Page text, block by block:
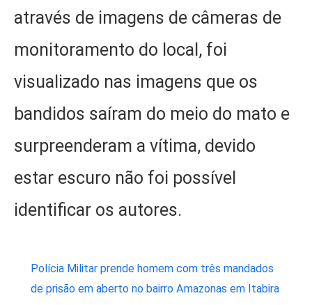
através de imagens de câmeras de
monitoramento do local, foi
visualizado nas imagens que os
bandidos saíram do meio do mato e
surpreenderam a vítima, devido
estar escuro não foi possível
identificar os autores.
Polícia Militar prende homem com três mandados
de prisão em aberto no bairro Amazonas em Itabira